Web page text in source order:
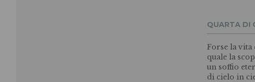
QUARTA DI
Forse la vita
quale la
un soffio
di cielo in